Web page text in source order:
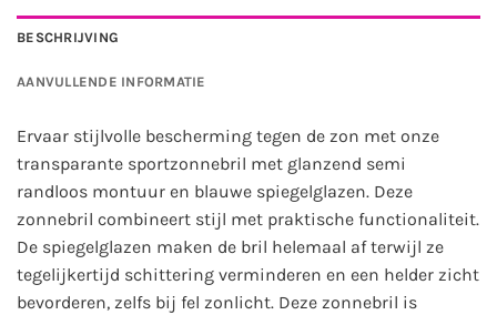
BESCHRIJVING
AANVULLENDE INFORMATIE
Ervaar stijlvolle bescherming tegen de zon met onze
transparante sportzonnebril met glanzend semi
randloos montuur en blauwe spiegelglazen. Deze
zonnebril combineert stijl met praktische functionaliteit.
De spiegelglazen maken de bril helemaal af terwijl ze
tegelijkertijd schittering verminderen en een helder zicht
bevorderen, zelfs bij fel zonlicht. Deze zonnebril is